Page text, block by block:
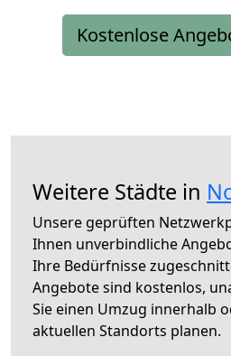
Kostenlose
Weitere Städte in
Unsere geprüften
Ihnen unverbindliche
Ihre Bedürfnisse
Angebote sind kostenlos,
Sie einen Umzug innerhalb
aktuellen Standorts planen.